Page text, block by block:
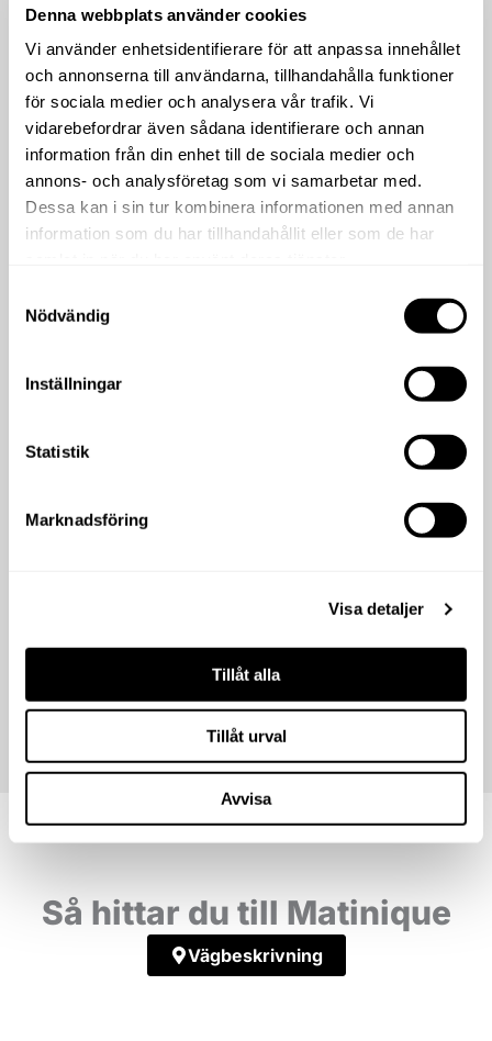
Denna webbplats använder cookies
Vi använder enhetsidentifierare för att anpassa innehållet
och annonserna till användarna, tillhandahålla funktioner
för sociala medier och analysera vår trafik. Vi
vidarebefordrar även sådana identifierare och annan
information från din enhet till de sociala medier och
annons- och analysföretag som vi samarbetar med.
Dessa kan i sin tur kombinera informationen med annan
information som du har tillhandahållit eller som de har
Nödvändig
Inställningar
Statistik
Marknadsföring
Visa detaljer
Tillåt alla
Tillåt urval
Avvisa
Så hittar du till Matinique
Vägbeskrivning